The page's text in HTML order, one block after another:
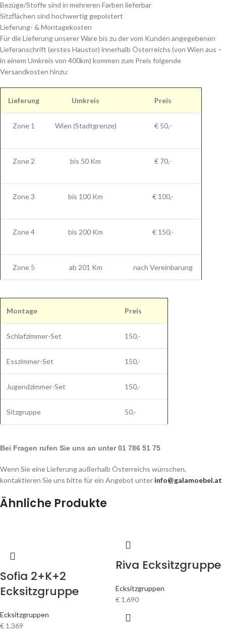
Bezüge/Stoffe sind in mehreren Farben lieferbar
Sitzflächen sind hochwertig gepolstert
Lieferung- & Montagekosten
Für die Lieferung unserer Ware bis zu der vom Kunden angegebenen
Lieferanschrift (erstes Haustor) innerhalb Österreichs (von Wien aus –
in einem Umkreis von 400km) kommen zum Preis folgende
Versandkosten hinzu:
Lieferung Umkreis Preis
Zone 1 Wien (Stadtgrenze) € 50,-
Zone 2 bis 50 Km € 70,-
Zone 3 bis 100 Km € 100,-
Zone 4 bis 200 Km € 150,-
Zone 5 ab 201 Km nach Vereinbarung
Montage Preis
Schlafzimmer-Set 150,-
Esszimmer-Set 150,-
Jugendzimmer-Set 150,-
Sitzgruppe 50,-
Bei Fragen rufen Sie uns an unter 01 786 51 75
Wenn Sie eine Lieferung außerhalb Österreichs wünschen,
kontaktieren Sie uns bitte für ein Angebot unter info@galamoebel.at
Ähnliche Produkte
Sofia 2+K+2
Ecksitzgruppe
Ecksitzgruppen
€ 1.369
Riva Ecksitzgruppe
Ecksitzgruppen
€ 1.690